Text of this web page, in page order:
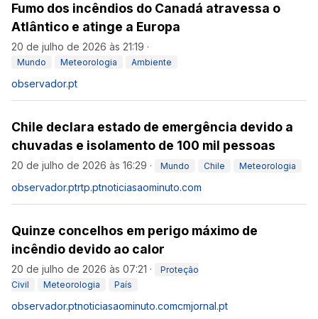
Fumo dos incêndios do Canadá atravessa o
Atlântico e atinge a Europa
20 de julho de 2026 às 21:19 ·
Mundo Meteorologia Ambiente
observador.pt
Chile declara estado de emergência devido a
chuvadas e isolamento de 100 mil pessoas
20 de julho de 2026 às 16:29 · Mundo Chile Meteorologia
observador.ptrtp.ptnoticiasaominuto.com
Quinze concelhos em perigo máximo de
incêndio devido ao calor
20 de julho de 2026 às 07:21 ·
Proteção
Civil
Meteorologia País
observador.ptnoticiasaominuto.comcmjornal.pt